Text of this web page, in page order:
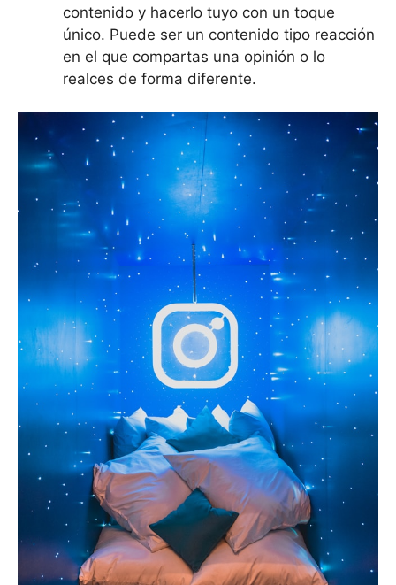
contenido y hacerlo tuyo con un toque
único. Puede ser un contenido tipo reacción
en el que compartas una opinión o lo
realces de forma diferente.